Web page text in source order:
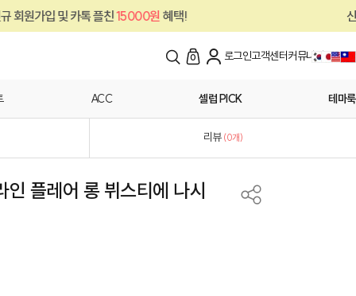
플친15000원혜택! 신규 회원가입 및
0 로그인고객센터커뮤니티
ACC 셀럽 PICK 테마룩
리뷰 (0개)
플레어 롱 뷔스티에 나시